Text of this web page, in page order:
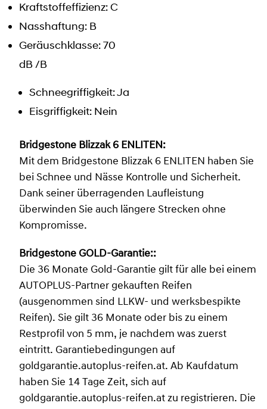
Kraftstoffeffizienz: C
Nasshaftung: B
Geräuschklasse: 70
dB /B
Schneegriffigkeit: Ja
Eisgriffigkeit: Nein
Bridgestone Blizzak 6 ENLITEN:
Mit dem Bridgestone Blizzak 6 ENLITEN haben Sie
bei Schnee und Nässe Kontrolle und Sicherheit.
Dank seiner überragenden Laufleistung
überwinden Sie auch längere Strecken ohne
Kompromisse.
Bridgestone GOLD-Garantie::
Die 36 Monate Gold-Garantie gilt für alle bei einem
AUTOPLUS-Partner gekauften Reifen
(ausgenommen sind LLKW- und werksbespikte
Reifen). Sie gilt 36 Monate oder bis zu einem
Restprofil von 5 mm, je nachdem was zuerst
eintritt. Garantiebedingungen auf
goldgarantie.autoplus-reifen.at. Ab Kaufdatum
haben Sie 14 Tage Zeit, sich auf
goldgarantie.autoplus-reifen.at zu registrieren. Die